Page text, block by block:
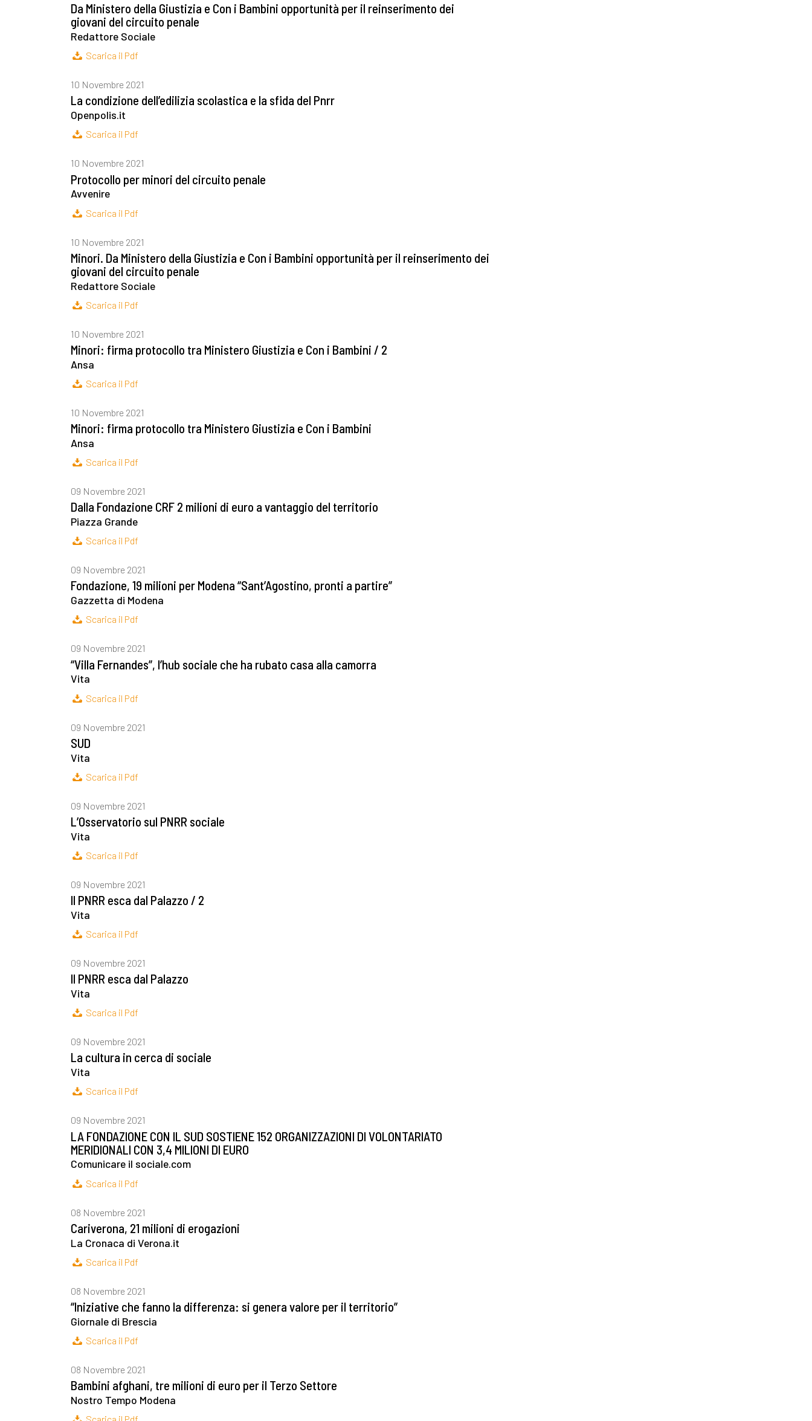
Da Ministero della Giustizia e Con i Bambini opportunità per il reinserimento dei
giovani del circuito penale
Redattore Sociale
Scarica il Pdf
10 Novembre 2021
La condizione dell’edilizia scolastica e la sfida del Pnrr
Openpolis.it
Scarica il Pdf
10 Novembre 2021
Protocollo per minori del circuito penale
Avvenire
Scarica il Pdf
10 Novembre 2021
Minori. Da Ministero della Giustizia e Con i Bambini opportunità per il reinserimento dei
giovani del circuito penale
Redattore Sociale
Scarica il Pdf
10 Novembre 2021
Minori: firma protocollo tra Ministero Giustizia e Con i Bambini / 2
Ansa
Scarica il Pdf
10 Novembre 2021
Minori: firma protocollo tra Ministero Giustizia e Con i Bambini
Ansa
Scarica il Pdf
09 Novembre 2021
Dalla Fondazione CRF 2 milioni di euro a vantaggio del territorio
Piazza Grande
Scarica il Pdf
09 Novembre 2021
Fondazione, 19 milioni per Modena “Sant’Agostino, pronti a partire”
Gazzetta di Modena
Scarica il Pdf
09 Novembre 2021
“Villa Fernandes”, l’hub sociale che ha rubato casa alla camorra
Vita
Scarica il Pdf
09 Novembre 2021
SUD
Vita
Scarica il Pdf
09 Novembre 2021
L’Osservatorio sul PNRR sociale
Vita
Scarica il Pdf
09 Novembre 2021
Il PNRR esca dal Palazzo / 2
Vita
Scarica il Pdf
09 Novembre 2021
Il PNRR esca dal Palazzo
Vita
Scarica il Pdf
09 Novembre 2021
La cultura in cerca di sociale
Vita
Scarica il Pdf
09 Novembre 2021
LA FONDAZIONE CON IL SUD SOSTIENE 152 ORGANIZZAZIONI DI VOLONTARIATO
MERIDIONALI CON 3,4 MILIONI DI EURO
Comunicare il sociale.com
Scarica il Pdf
08 Novembre 2021
Cariverona, 21 milioni di erogazioni
La Cronaca di Verona.it
Scarica il Pdf
08 Novembre 2021
“Iniziative che fanno la differenza: si genera valore per il territorio”
Giornale di Brescia
Scarica il Pdf
08 Novembre 2021
Bambini afghani, tre milioni di euro per il Terzo Settore
Nostro Tempo Modena